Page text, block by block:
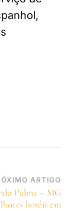
ARTIGO
Palma – MG
hotéis em